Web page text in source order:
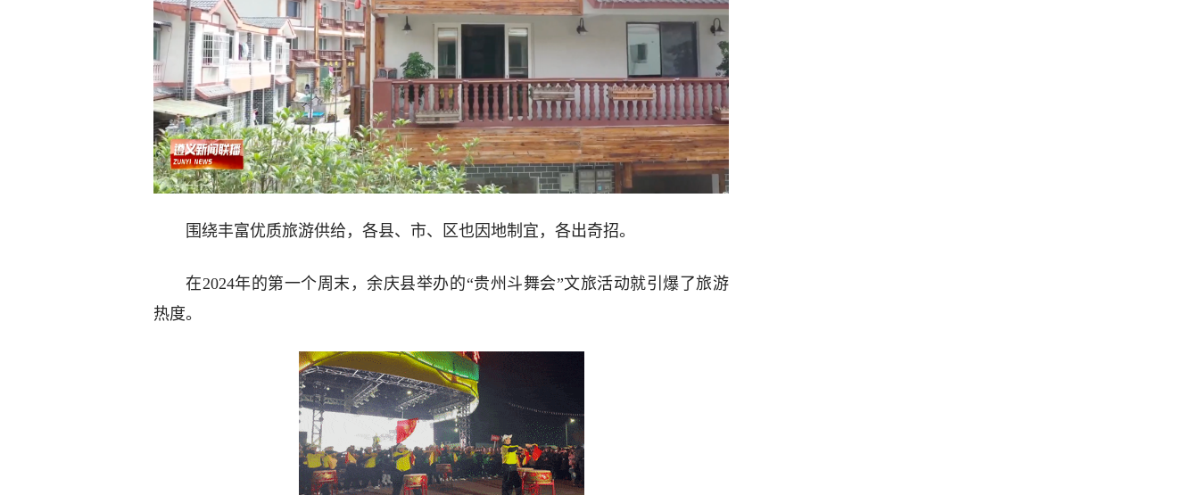
围绕丰富优质旅游供给，各县、市、区也因地制宜，各出奇招。
在2024年的第一个周末，余庆县举办的“贵州斗舞会”文旅活动就引爆了旅游
热度。